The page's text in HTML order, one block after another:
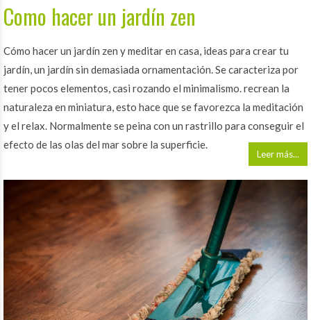
Como hacer un jardín zen
Cómo hacer un jardín zen y meditar en casa, ideas para crear tu
jardín, un jardín sin demasiada ornamentación. Se caracteriza por
tener pocos elementos, casi rozando el minimalismo. recrean la
naturaleza en miniatura, esto hace que se favorezca la meditación
y el relax. Normalmente se peina con un rastrillo para conseguir el
efecto de las olas del mar sobre la superficie.
Leer más...